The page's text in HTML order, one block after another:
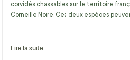
corvidés chassables sur le territoire
Corneille Noire. Ces deux espèces
Lire la suite